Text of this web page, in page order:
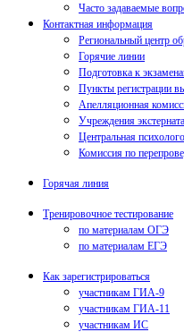
Часто задаваемые
Контактная информация
Региональный центр
Горячие линии
Подготовка к
Пункты регистрации
Апелляционная
Учреждения экстерната
Центральная
Комиссия по
Горячая линия
Тренировочное тестирование
по материалам ОГЭ
по материалам ЕГЭ
Как зарегистрироваться
участникам ГИА-9
участникам ГИА-11
участникам ИС